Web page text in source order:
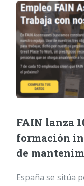
FAIN lanza
formación
de
España se sitúa